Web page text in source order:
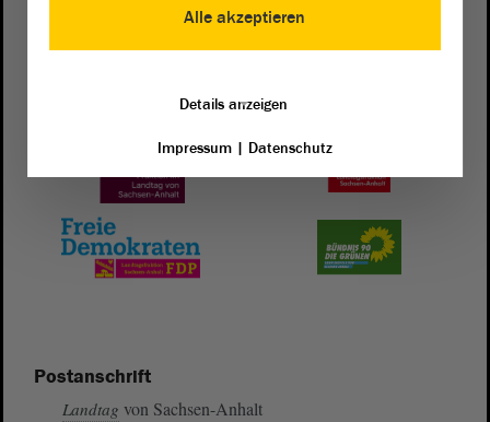
Postanschrift
Landtag von Sachsen-Anhalt
Alle akzeptieren
Details anzeigen
Impressum| Datenschutz